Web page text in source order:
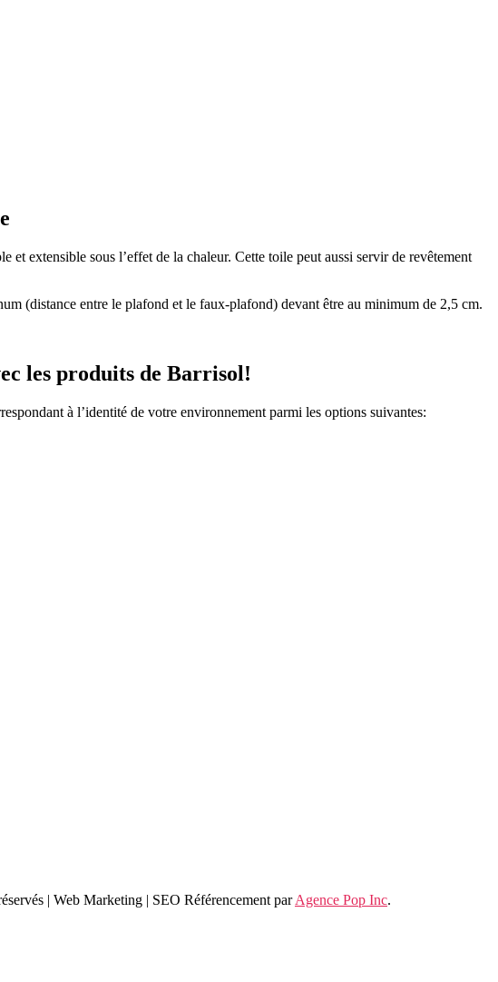
extensible sous l’effet de la chaleur. Cette toile peut aussi servir de revêtement
(distance entre le plafond et le faux-plafond) devant être au minimum de 2,5 cm.
les produits de Barrisol!
à l’identité de votre environnement parmi les options suivantes:
| Web Marketing | SEO Référencement parAgence Pop Inc.